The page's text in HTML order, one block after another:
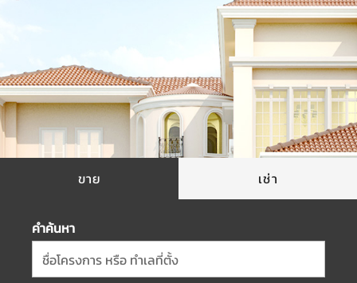
ขาย เช่า
คำค้นหา
ชื่อโครงการ หรือ ทำเลที่ตั้ง